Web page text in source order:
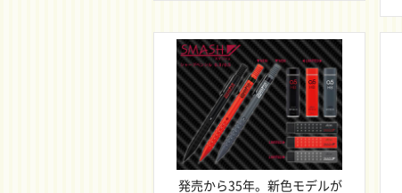
発売から35年。新色モデルが